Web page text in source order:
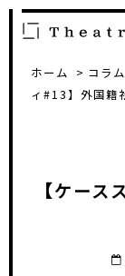
ホーム コラ
ィ#13】外国籍
【ケー